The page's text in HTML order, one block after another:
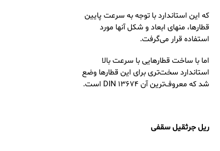
که این استاندارد با توجه به سرعت پایین
قطارها، منهای ابعاد و شکل‌‌ آنها مورد
استفاده قرار می‌گرفت.
اما با ساخت قطارهایی با سرعت بالا
استاندارد سخت‌تری برای این قطارها وضع
شد که معروف‌ترین آن DIN ۱۳۶۷۴ است.
ریل جرثقیل سقفی